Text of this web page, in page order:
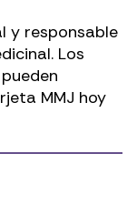
y responsable
Los
MMJ hoy